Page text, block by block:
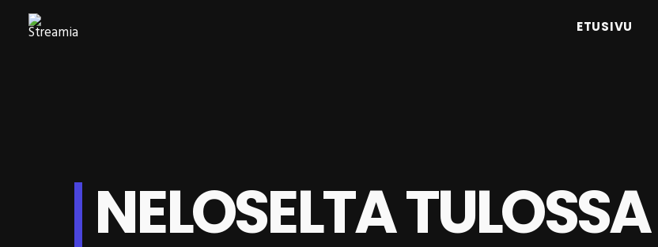
ETUSIVU
NELOSELTA TULOSSA